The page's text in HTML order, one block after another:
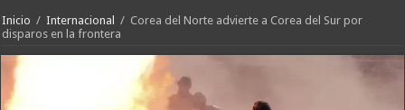
Inicio / Internacional / Corea del Norte advierte a Corea del Sur por
disparos en la frontera